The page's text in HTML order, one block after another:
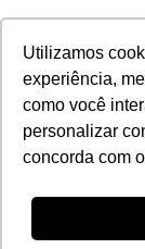
Utilizamos
experiência,
como você
personalizar
concorda com